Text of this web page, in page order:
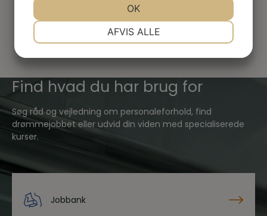
Find hvad du har brug for
Søg råd og vejledning om personaleforhold, find
drømmejobbet eller udvid din viden med specialiserede
kurser.
Jobbank
AFVIS ALLE
OK